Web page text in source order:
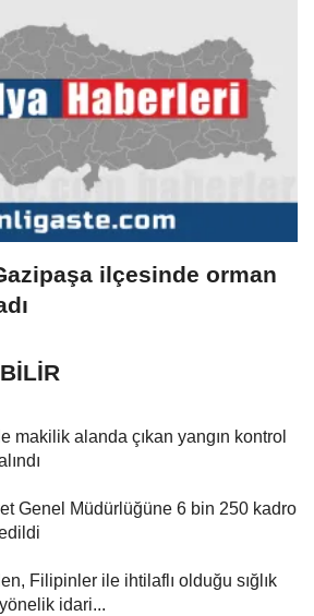
ilçesinde orman
makilik alanda çıkan yangın kontrol
Genel Müdürlüğüne 6 bin 250 kadro
Filipinler ile ihtilaflı olduğu sığlık
idari...